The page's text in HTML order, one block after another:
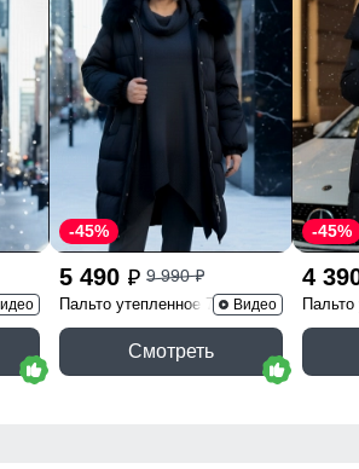
5 490 p 9 990p
-45%
Пальто утепленное 7629Ch
Видео
Смотреть
4
-45%
Пальто